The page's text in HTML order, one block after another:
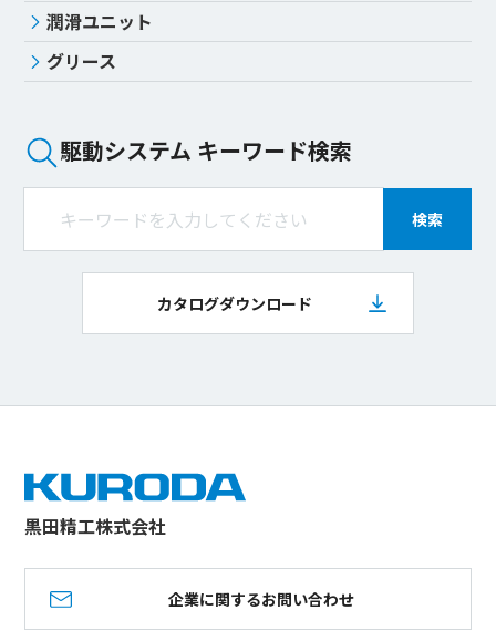
潤滑ユニット
グリース
駆動システム キーワード検索
検索
カタログダウンロード
黒田精工株式会社
企業に関するお問い合わせ